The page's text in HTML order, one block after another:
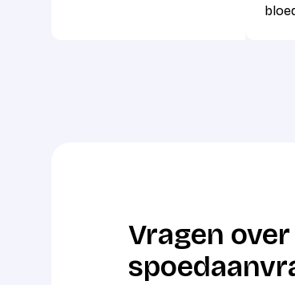
Vragen